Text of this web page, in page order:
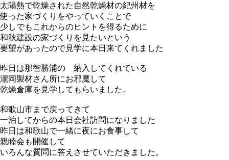
太陽熱で乾燥された自然乾燥材の紀州材を
使った家づくりをやっていくことで
少しでもこれからのヒントを得るために
和秋建設の家づくりを見たいという
要望があったので見学に本日来てくれました
昨日は那智勝浦の 納入してくれている
瀧岡製材さん所にお邪魔して
乾燥倉庫を見学してもらいました。
和歌山市まで戻ってきて
一泊してからの本日会社訪問になりました
昨日は和歌山で一緒に夜にお食事して
親睦会も開催して
いろんな質問に答えさせていただきました。